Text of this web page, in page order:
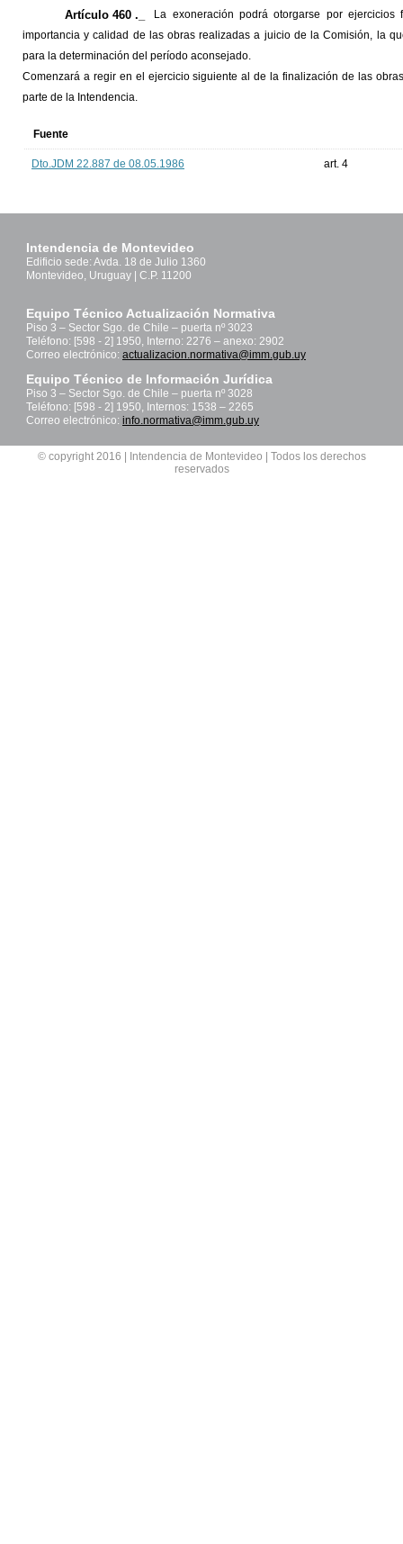
Artículo 460 ._
La exoneración podrá otorgarse por
importancia y calidad de las obras realizadas a juicio de la Comisión, la
para la determinación del período aconsejado.
Comenzará a regir en el ejercicio siguiente al de la finalización de las
parte de la Intendencia.
Fuente
Dto.JDM 22.887 de 08.05.1986 art. 4
Intendencia de Montevideo
Edificio sede: Avda. 18 de Julio 1360
Montevideo, Uruguay | C.P. 11200
Equipo Técnico Actualización Normativa
Piso 3 – Sector Sgo. de Chile – puerta nº 3023
Teléfono: [598 - 2] 1950, Interno: 2276 – anexo: 2902
Correo electrónico: actualizacion.normativa@imm.gub.uy
Equipo Técnico de Información Jurídica
Piso 3 – Sector Sgo. de Chile – puerta nº 3028
Teléfono: [598 - 2] 1950, Internos: 1538 – 2265
Correo electrónico: info.normativa@imm.gub.uy
© copyright 2016 | Intendencia de Montevideo | Todos los derechos
reservados